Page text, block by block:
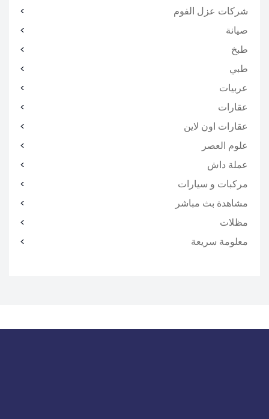
شركات عزل الفوم
صيانة
طبخ
طبي
عربيات
عقارات
عقارات اون لاين
علوم العصر
عملة داش
مركبات و سيارات
مشاهدة بث مباشر
مظلات
معلومة سريعة